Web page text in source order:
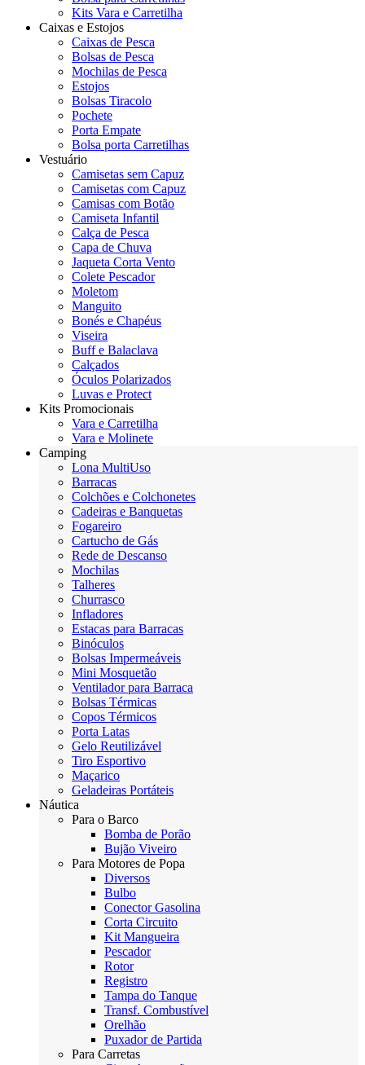
Kits Vara e Carretilha
Caixas e Estojos
Caixas de Pesca
Bolsas de Pesca
Mochilas de Pesca
Estojos
Bolsas Tiracolo
Pochete
Porta Empate
Bolsa porta Carretilhas
Vestuário
Camisetas sem Capuz
Camisetas com Capuz
Camisas com Botão
Camiseta Infantil
Calça de Pesca
Capa de Chuva
Jaqueta Corta Vento
Colete Pescador
Moletom
Manguito
Bonés e Chapéus
Viseira
Buff e Balaclava
Calçados
Óculos Polarizados
Luvas e Protect
Kits Promocionais
Vara e Carretilha
Vara e Molinete
Camping
Lona MultiUso
Barracas
Colchões e Colchonetes
Cadeiras e Banquetas
Fogareiro
Cartucho de Gás
Rede de Descanso
Mochilas
Talheres
Churrasco
Infladores
Estacas para Barracas
Binóculos
Bolsas Impermeáveis
Mini Mosquetão
Ventilador para Barraca
Bolsas Térmicas
Copos Térmicos
Porta Latas
Gelo Reutilizável
Tiro Esportivo
Maçarico
Geladeiras Portáteis
Náutica
Para o Barco
Bomba de Porão
Bujão Viveiro
Para Motores de Popa
Diversos
Bulbo
Conector Gasolina
Corta Circuito
Kit Mangueira
Pescador
Rotor
Registro
Tampa do Tanque
Transf. Combustível
Orelhão
Puxador de Partida
Para Carretas